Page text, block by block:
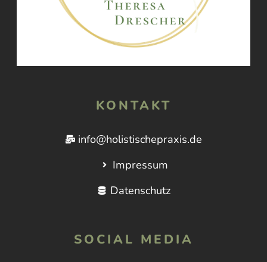
KONTAKT
info@holistischepraxis.de
Impressum
Datenschutz
SOCIAL MEDIA